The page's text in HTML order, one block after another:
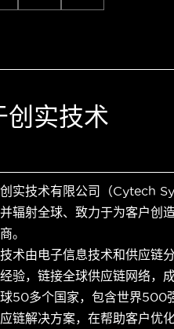
创实技术
实技术有限公司（Cytech
辐射全球、致力于为客户创
。
术由电子信息技术和供应链
验，链接全球供应链网络，
50多个国家，包含世界500
链解决方案，在帮助客户优